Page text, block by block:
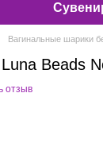
Вагинальные шарики
Beads
отзыв